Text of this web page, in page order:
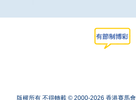
版權所有 不得轉載 © 2000-2026 香港賽馬會